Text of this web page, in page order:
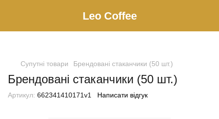
Leo Сoffee
Супутні товари Брендовані стаканчики (50 шт.)
Брендовані стаканчики (50 шт.)
Артикул: 662341410171v1 Написати відгук